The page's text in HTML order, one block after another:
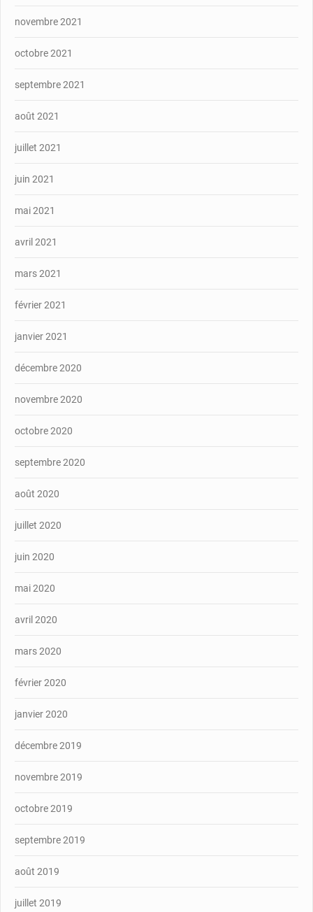
novembre 2021
octobre 2021
septembre 2021
août 2021
juillet 2021
juin 2021
mai 2021
avril 2021
mars 2021
février 2021
janvier 2021
décembre 2020
novembre 2020
octobre 2020
septembre 2020
août 2020
juillet 2020
juin 2020
mai 2020
avril 2020
mars 2020
février 2020
janvier 2020
décembre 2019
novembre 2019
octobre 2019
septembre 2019
août 2019
juillet 2019